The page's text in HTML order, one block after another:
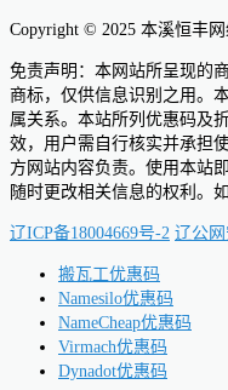
Copyright © 2025 本溪恒丰
免责声明：本网站所呈现的
商标，仅供信息识别之用。
属关系。本站所列优惠码及
效，用户需自行核实并承担
方网站内容负责。使用本站
随时更改相关信息的权利。
辽ICP备18004669号-2 辽公网
搬瓦工优惠码
Namesilo优惠码
NameCheap优惠码
Virmach优惠码
Dynadot优惠码